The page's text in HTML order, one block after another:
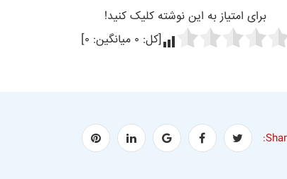
برای امتیاز به این نوشته کلیک کنید!
[کل: ۰ میانگین: ۰]